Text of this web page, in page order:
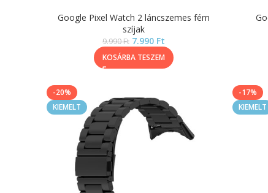
Google Pixel Watch 2 láncszemes fém
szíjak
9.990Ft 7.990 Ft
KOSÁRBA TESZEM
-20%
KIEMELT
-17%
KIEMELT